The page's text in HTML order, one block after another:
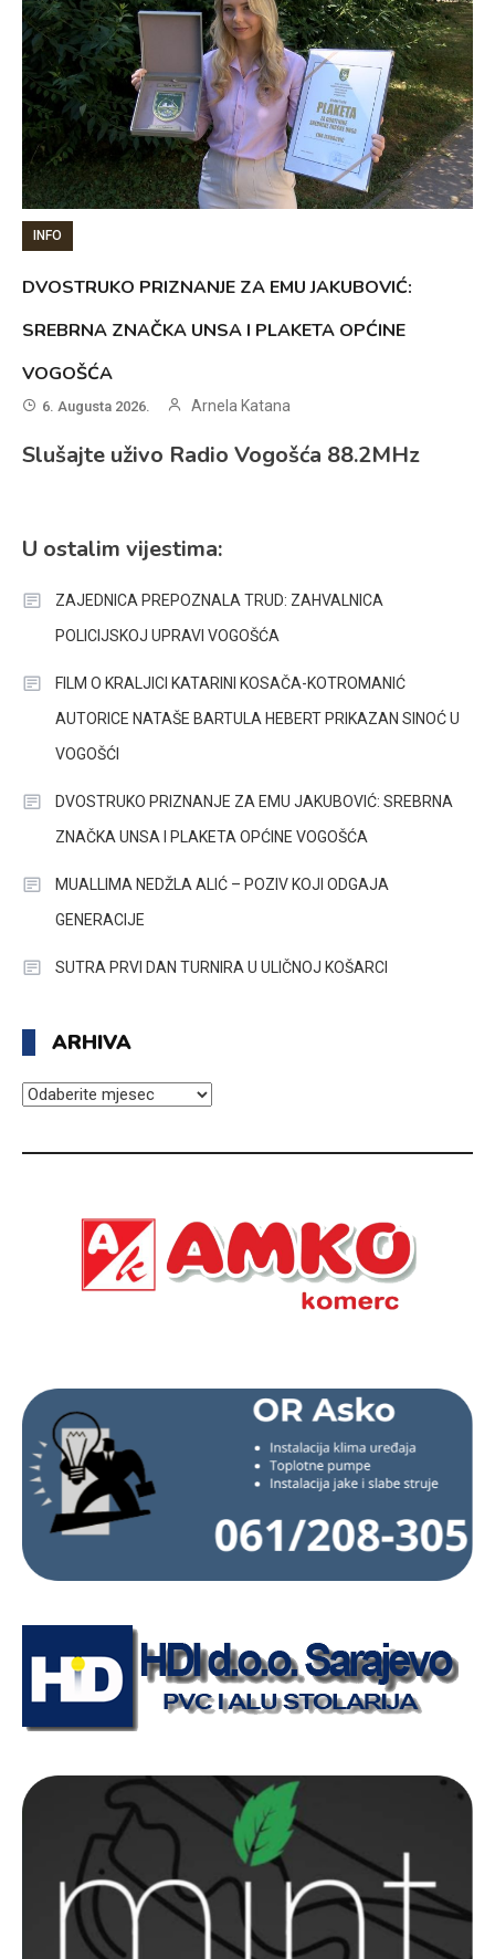
INFO
DVOSTRUKO PRIZNANJE ZA EMU JAKUBOVIĆ:
SREBRNA ZNAČKA UNSA I PLAKETA OPĆINE
VOGOŠĆA
6. Augusta 2026. Arnela Katana
Slušajte uživo Radio Vogošća 88.2MHz
U ostalim vijestima:
ZAJEDNICA PREPOZNALA TRUD: ZAHVALNICA
POLICIJSKOJ UPRAVI VOGOŠĆA
FILM O KRALJICI KATARINI KOSAČA-KOTROMANIĆ
AUTORICE NATAŠE BARTULA HEBERT PRIKAZAN SINOĆ U
VOGOŠĆI
DVOSTRUKO PRIZNANJE ZA EMU JAKUBOVIĆ: SREBRNA
ZNAČKA UNSA I PLAKETA OPĆINE VOGOŠĆA
MUALLIMA NEDŽLA ALIĆ – POZIV KOJI ODGAJA
GENERACIJE
SUTRA PRVI DAN TURNIRA U ULIČNOJ KOŠARCI
ARHIVA
ARHIVA